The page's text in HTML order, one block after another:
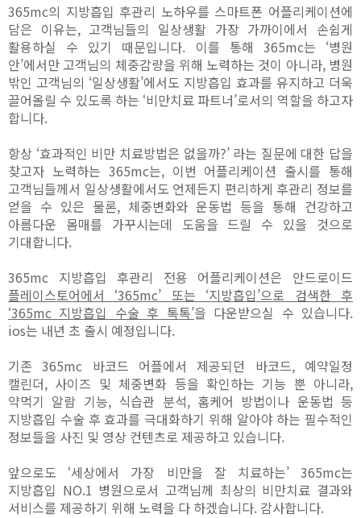
365mc의 지방흡입 후관리 노하우를 스마트폰 어플리케이션에
담은 이유는, 고객님들의 일상생활 가장 가까이에서 손쉽게
활용하실 수 있기 때문입니다. 이를 통해 365mc는 ‘병원
안’에서만 고객님의 체중감량을 위해 노력하는 것이 아니라, 병원
밖인 고객님의 ‘일상생활’에서도 지방흡입 효과를 유지하고 더욱
끌어올릴 수 있도록 하는 ‘비만치료 파트너’로서의 역할을 하고자
합니다.
항상 ‘효과적인 비만 치료방법은 없을까?’ 라는 질문에 대한 답을
찾고자 노력하는 365mc는, 이번 어플리케이션 출시를 통해
고객님들께서 일상생활에서도 언제든지 편리하게 후관리 정보를
얻을 수 있은 물론, 체중변화와 운동법 등을 통해 건강하고
아름다운 몸매를 가꾸시는데 도움을 드릴 수 있을 것으로
기대합니다.
365mc 지방흡입 후관리 전용 어플리케이션은 안드로이드
플레이스토어에서 ‘365mc’ 또는 ‘지방흡입’으로 검색한 후
‘365mc 지방흡입 수술 후 톡톡’을 다운받으실 수 있습니다.
ios는 내년 초 출시 예정입니다.
기존 365mc 바코드 어플에서 제공되던 바코드, 예약일정
캘린더, 사이즈 및 체중변화 등을 확인하는 기능 뿐 아니라,
약먹기 알람 기능, 식습관 분석, 홈케어 방법이나 운동법 등
지방흡입 수술 후 효과를 극대화하기 위해 알아야 하는 필수적인
정보들을 사진 및 영상 컨텐츠로 제공하고 있습니다.
앞으로도 ‘세상에서 가장 비만을 잘 치료하는’ 365mc는
지방흡입 NO.1 병원으로서 고객님께 최상의 비만치료 결과와
서비스를 제공하기 위해 노력을 다 하겠습니다. 감사합니다.